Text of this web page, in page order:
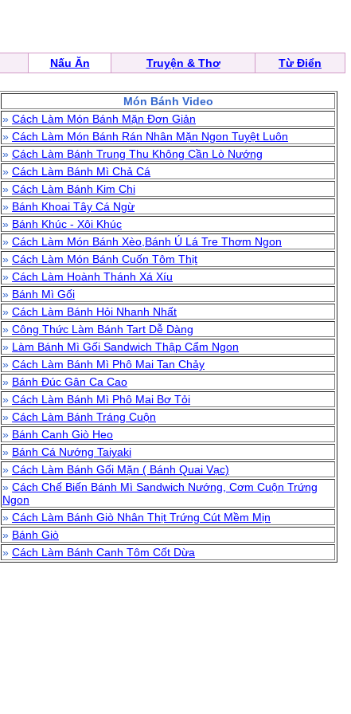
Nấu Ăn Truyện & Thơ
Từ Điển
Món Bánh Video
» Cách Làm Món Bánh Mặn Đơn Giản
» Cách Làm Món Bánh Rán Nhân Mặn Ngon Tuyệt Luôn
» Cách Làm Bánh Trung Thu Không Cần Lò Nướng
» Cách Làm Bánh Mì Chả Cá
» Cách Làm Bánh Kim Chi
» Bánh Khoai Tây Cá Ngừ
» Bánh Khúc - Xôi Khúc
» Cách Làm Món Bánh Xèo,Bánh Ú Lá Tre Thơm Ngon
» Cách Làm Món Bánh Cuốn Tôm Thịt
» Cách Làm Hoành Thánh Xá Xíu
» Bánh Mì Gối
» Cách Làm Bánh Hỏi Nhanh Nhất
» Công Thức Làm Bánh Tart Dễ Dàng
» Làm Bánh Mì Gối Sandwich Thập Cẩm Ngon
» Cách Làm Bánh Mì Phô Mai Tan Chảy
» Bánh Đúc Gân Ca Cao
» Cách Làm Bánh Mì Phô Mai Bơ Tỏi
» Cách Làm Bánh Tráng Cuộn
» Bánh Canh Giò Heo
» Bánh Cá Nướng Taiyaki
» Cách Làm Bánh Gối Mặn ( Bánh Quai Vạc)
» Cách Chế Biến Bánh Mì Sandwich Nướng, Cơm Cuộn Trứng
Ngon
» Cách Làm Bánh Giò Nhân Thịt Trứng Cút Mềm Mịn
» Bánh Giò
» Cách Làm Bánh Canh Tôm Cốt Dừa